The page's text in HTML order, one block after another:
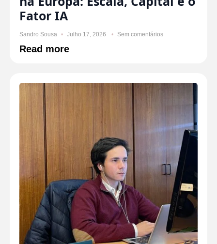
Fator IA
Sandro Sousa Julho 17, 2026 Sem comentários
Read more